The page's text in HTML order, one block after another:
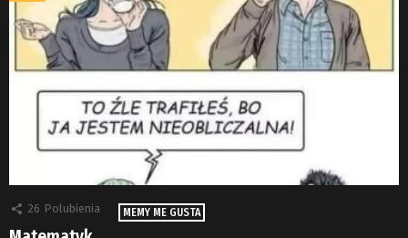
26 Polubienia MEMY ME GUSTA